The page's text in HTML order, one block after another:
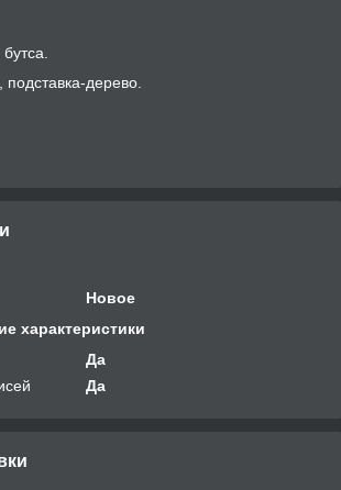
дерево.
Новое
характеристики
Да
Да